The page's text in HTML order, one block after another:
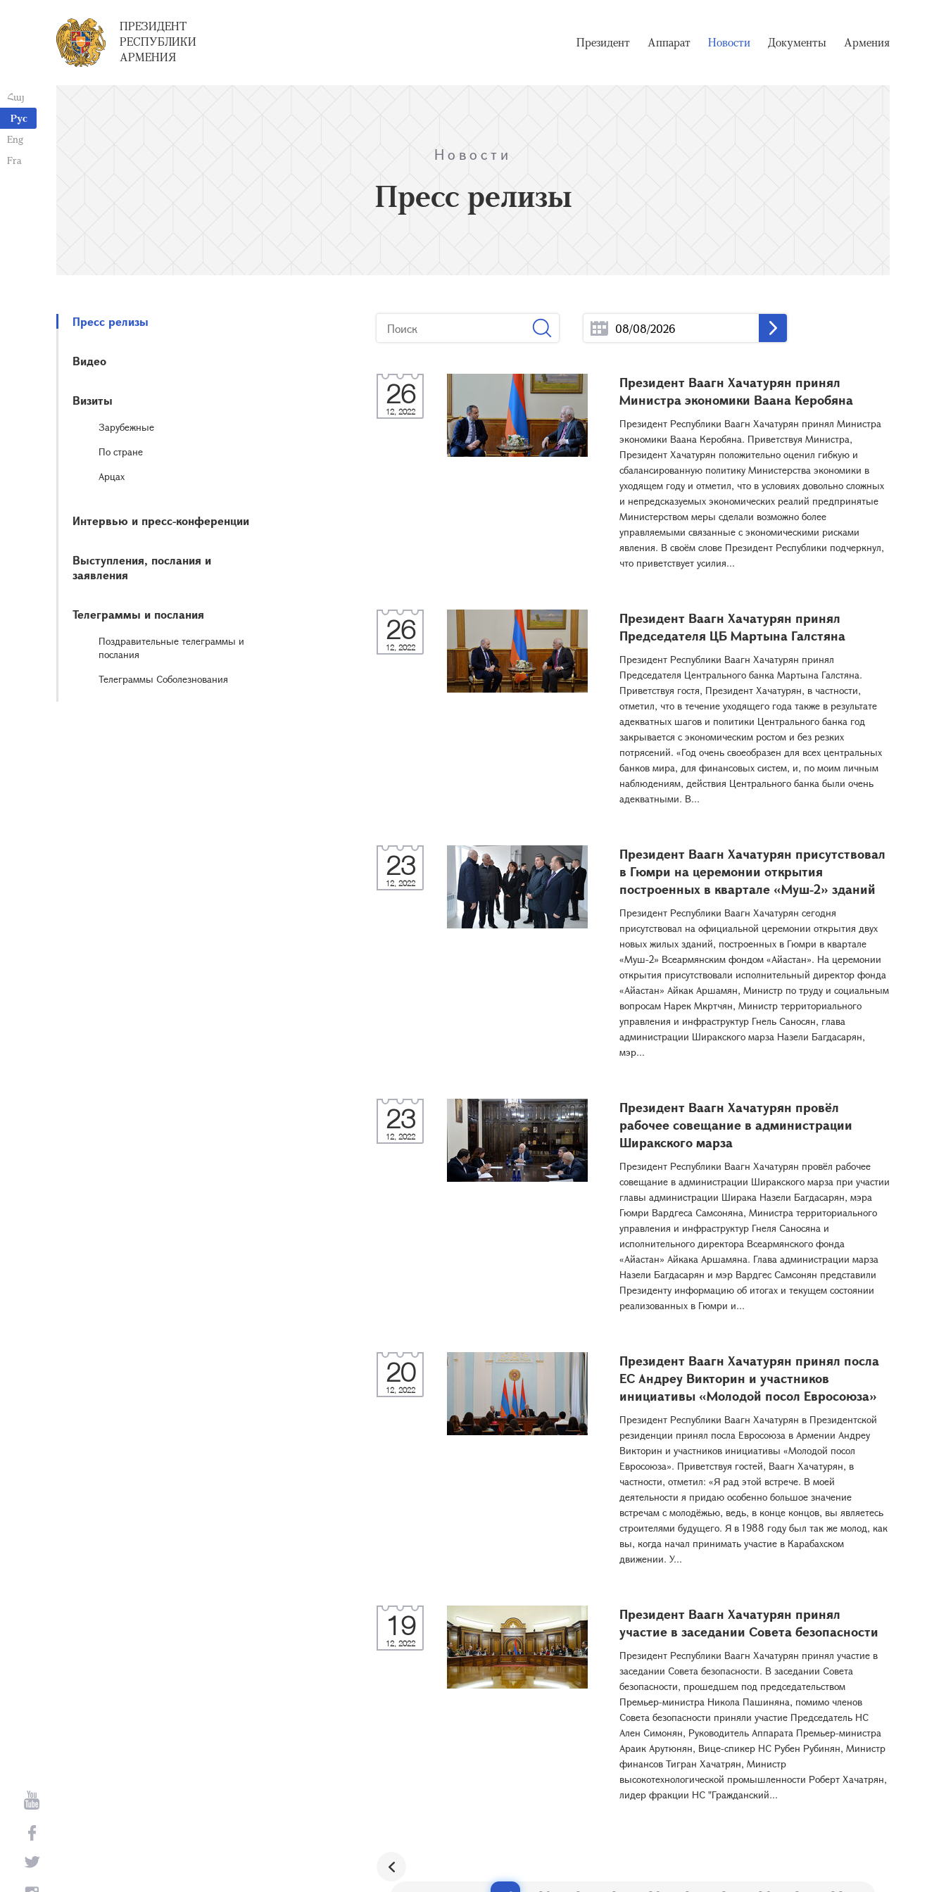
Հայ
Рус
Eng
Fra
ПРЕЗИДЕНТ
РЕСПУБЛИКИ
АРМЕНИЯ
Президент Аппарат Новости Документы Армения
Новости
Пресс релизы
Пресс релизы
Видео
Визиты
Зарубежные
По стране
Арцах
Интервью и пресс-конференции
Выступления, послания и
заявления
Телеграммы и послания
Поздравительные телеграммы и
послания
Телеграммы Соболезнования
26
12, 2022
Президент Ваагн Хачатурян принял
Министра экономики Ваана Керобяна
Президент Республики Ваагн Хачатурян принял Министра
экономики Ваана Керобяна. Приветствуя Министра,
Президент Хачатурян положительно оценил гибкую и
сбалансированную политику Министерства экономики в
уходящем году и отметил, что в условиях довольно сложных
и непредсказуемых экономических реалий предпринятые
Министерством меры сделали возможно более
управляемыми связанные с экономическими рисками
явления. В своём слове Президент Республики подчеркнул,
что приветствует усилия...
26
12, 2022
Президент Ваагн Хачатурян принял
Председателя ЦБ Мартына Галстяна
Президент Республики Ваагн Хачатурян принял
Председателя Центрального банка Мартына Галстяна.
Приветствуя гостя, Президент Хачатурян, в частности,
отметил, что в течение уходящего года также в результате
адекватных шагов и политики Центрального банка год
закрывается с экономическим ростом и без резких
потрясений. «Год очень своеобразен для всех центральных
банков мира, для финансовых систем, и, по моим личным
наблюдениям, действия Центрального банка были очень
адекватными. В...
23
12, 2022
Президент Ваагн Хачатурян присутствовал
в Гюмри на церемонии открытия
построенных в квартале «Муш-2» зданий
Президент Республики Ваагн Хачатурян сегодня
присутствовал на официальной церемонии открытия двух
новых жилых зданий, построенных в Гюмри в квартале
«Муш-2» Всеармянским фондом «Айастан». На церемонии
открытия присутствовали исполнительный директор фонда
«Айастан» Айкак Аршамян, Министр по труду и социальным
вопросам Нарек Мкртчян, Министр территориального
управления и инфраструктур Гнель Саносян, глава
администрации Ширакского марза Назели Багдасарян,
мэр...
23
12, 2022
Президент Ваагн Хачатурян провёл
рабочее совещание в администрации
Ширакского марза
Президент Республики Ваагн Хачатурян провёл рабочее
совещание в администрации Ширакского марза при участии
главы администрации Ширака Назели Багдасарян, мэра
Гюмри Вардгеса Самсоняна, Министра территориального
управления и инфраструктур Гнеля Саносяна и
исполнительного директора Всеармянского фонда
«Айастан» Айкака Аршамяна. Глава администрации марза
Назели Багдасарян и мэр Вардгес Самсонян представили
Президенту информацию об итогах и текущем состоянии
реализованных в Гюмри и...
20
12, 2022
Президент Ваагн Хачатурян принял посла
ЕС Андреу Викторин и участников
инициативы «Молодой посол Евросоюза»
Президент Республики Ваагн Хачатурян в Президентской
резиденции принял посла Евросоюза в Армении Андреу
Викторин и участников инициативы «Молодой посол
Евросоюза». Приветствуя гостей, Ваагн Хачатурян, в
частности, отметил: «Я рад этой встрече. В моей
деятельности я придаю особенно большое значение
встречам с молодёжью, ведь, в конце концов, вы являетесь
строителями будущего. Я в 1988 году был так же молод, как
вы, когда начал принимать участие в Карабахском
движении. У...
19
12, 2022
Президент Ваагн Хачатурян принял
участие в заседании Совета безопасности
Президент Республики Ваагн Хачатурян принял участие в
заседании Совета безопасности. В заседании Совета
безопасности, прошедшем под председательством
Премьер-министра Никола Пашиняна, помимо членов
Совета безопасности приняли участие Председатель НС
Ален Симонян, Руководитель Аппарата Премьер-министра
Араик Арутюнян, Вице-спикер НС Рубен Рубинян, Министр
финансов Тигран Хачатрян, Министр
высокотехнологической промышленности Роберт Хачатрян,
лидер фракции НС "Гражданский...